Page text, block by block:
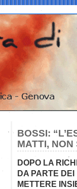
BOSSI:
MATTI, NON
DOPO LA
DA PARTE
METTERE